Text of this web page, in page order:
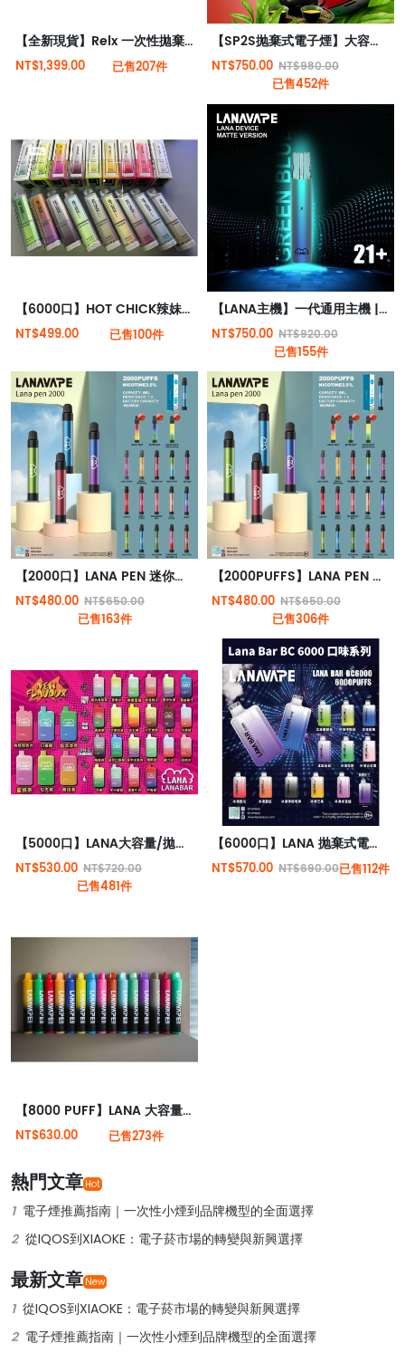
【全新現貨】Relx 一次性拋棄式電子菸6000口
NT$1,399.00 已售207件
【SP2S抛棄式電子煙】大容量12000口 | 3%尼古丁 | 多種口味選擇 | 台灣現貨
NT$750.00 NT$980.00
已售452件
【6000口】HOT CHICK辣妹一次性電子煙 | (可充電)(Type-C)
NT$499.00 已售100件
【LANA主機】一代通用主機 | LANA霧化器 | 通用RELX | SP2S一代煙彈 | 台灣電子煙
NT$750.00 NT$920.00
已售155件
【2000口】LANA PEN 迷你版抛棄式電子煙 輕巧迷人 一次性電子煙 3.5%尼古丁
NT$480.00 NT$650.00
已售163件
【2000PUFFS】LANA PEN 迷你版抛棄式電子煙 輕巧迷人 一次性電子煙 3.5%尼古丁
NT$480.00 NT$650.00
已售306件
【5000口】LANA大容量/拋棄式電子煙/台灣現貨原裝正品
NT$530.00 NT$720.00
已售481件
【6000口】LANA 抛棄式電子煙 一次性電子煙 3.5%尼古丁
NT$570.00 NT$690.00已售112件
【8000 PUFF】LANA 大容量抛棄式 Type-C 可充電 | 一次性電子煙 |
NT$630.00 已售273件
熱門文章 Hot
1電子煙推薦指南｜一次性小煙到品牌機型的全面選擇
2從IQOS到XIAOKE：電子菸市場的轉變與新興選擇
最新文章 New
1從IQOS到XIAOKE：電子菸市場的轉變與新興選擇
2電子煙推薦指南｜一次性小煙到品牌機型的全面選擇